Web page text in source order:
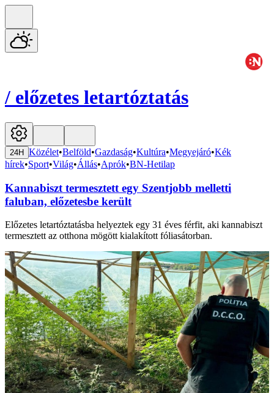
/ előzetes letartóztatás
24H Közélet•Belföld•Gazdaság•Kultúra•Megyejáró•Kék
hírek•Sport•Világ•Állás•Aprók•BN-Hetilap
Kannabiszt termesztett egy Szentjobb melletti
faluban, előzetesbe került
Előzetes letartóztatásba helyeztek egy 31 éves férfit, aki kannabiszt
termesztett az otthona mögött kialakított fóliasátorban.